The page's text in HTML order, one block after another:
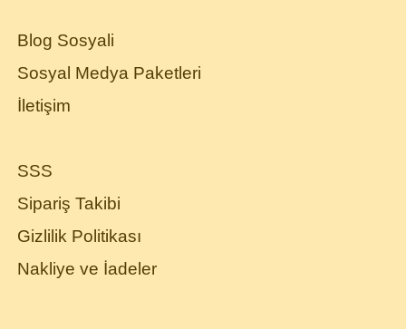
Blog Sosyali
Sosyal Medya Paketleri
İletişim
SSS
Sipariş Takibi
Gizlilik Politikası
Nakliye ve İadeler